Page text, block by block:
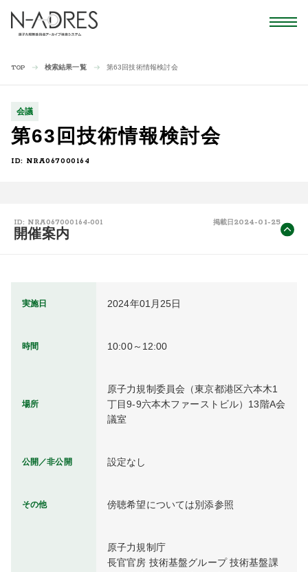
TOP 検索結果一覧 第63回技術情報検討会
会議
第63回技術情報検討会
ID: NRA067000164
ID: NRA067000164-001 掲載日 2024-01-25
開催案内
実施日 2024年01月25日
時間 10:00～12:00
場所
原子力規制委員会（東京都港区六本木1
丁目9-9六本木ファーストビル）13階A会
議室
公開／非公開 設定なし
その他 傍聴希望については別添参照
原子力規制庁
長官官房 技術基盤グループ 技術基盤課